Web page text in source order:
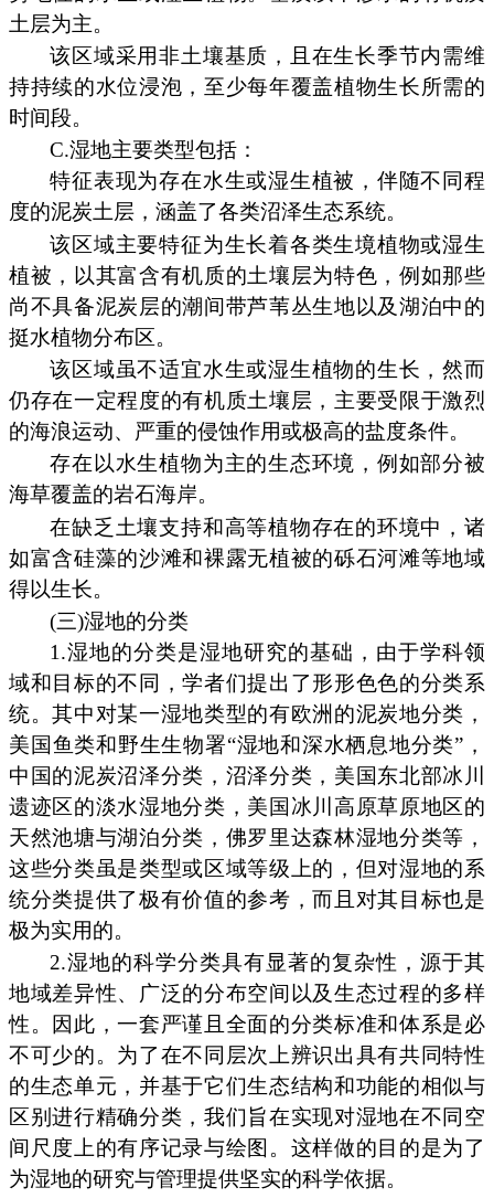
土层为主。
该区域采用非土壤基质，且在生长季节内需维
持持续的水位浸泡，至少每年覆盖植物生长所需的
时间段。
C.湿地主要类型包括：
特征表现为存在水生或湿生植被，伴随不同程
度的泥炭土层，涵盖了各类沼泽生态系统。
该区域主要特征为生长着各类生境植物或湿生
植被，以其富含有机质的土壤层为特色，例如那些
尚不具备泥炭层的潮间带芦苇丛生地以及湖泊中的
挺水植物分布区。
该区域虽不适宜水生或湿生植物的生长，然而
仍存在一定程度的有机质土壤层，主要受限于激烈
的海浪运动、严重的侵蚀作用或极高的盐度条件。
存在以水生植物为主的生态环境，例如部分被
海草覆盖的岩石海岸。
在缺乏土壤支持和高等植物存在的环境中，诸
如富含硅藻的沙滩和裸露无植被的砾石河滩等地域
得以生长。
(三)湿地的分类
1.湿地的分类是湿地研究的基础，由于学科领
域和目标的不同，学者们提出了形形色色的分类系
统。其中对某一湿地类型的有欧洲的泥炭地分类，
美国鱼类和野生生物署“湿地和深水栖息地分类”，
中国的泥炭沼泽分类，沼泽分类，美国东北部冰川
遗迹区的淡水湿地分类，美国冰川高原草原地区的
天然池塘与湖泊分类，佛罗里达森林湿地分类等，
这些分类虽是类型或区域等级上的，但对湿地的系
统分类提供了极有价值的参考，而且对其目标也是
极为实用的。
2.湿地的科学分类具有显著的复杂性，源于其
地域差异性、广泛的分布空间以及生态过程的多样
性。因此，一套严谨且全面的分类标准和体系是必
不可少的。为了在不同层次上辨识出具有共同特性
的生态单元，并基于它们生态结构和功能的相似与
区别进行精确分类，我们旨在实现对湿地在不同空
间尺度上的有序记录与绘图。这样做的目的是为了
为湿地的研究与管理提供坚实的科学依据。